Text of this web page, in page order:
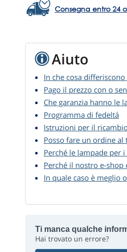
Consegna entro 24
Aiuto
In che cosa
Pago il prezzo con o
Che garanzia hanno le
Programma di fedeltá
Istruzioni per il
Posso fare un ordine al
Perché le lampade per
Perché il nostro e-
In quale caso è meglio
Ti manca qualche
Hai trovato un errore?